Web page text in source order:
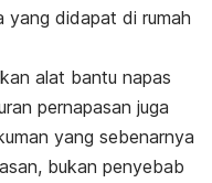
yang didapat di rumah
alat bantu napas
pernapasan juga
yang sebenarnya
bukan penyebab